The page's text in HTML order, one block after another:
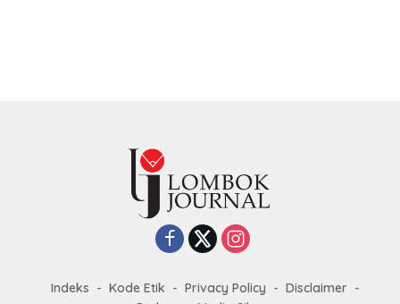
Indeks Kode Etik Privacy Policy
Disclaimer